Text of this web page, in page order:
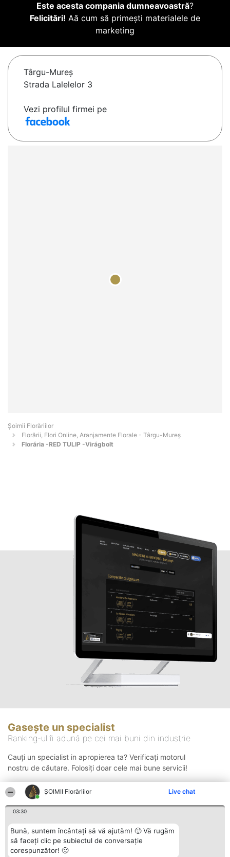
ȘOIMII Florăriilor Live chat
03:30
Bună, suntem încântați să vă ajutăm! 🙂 Vă rugăm
să faceți clic pe subiectul de conversație
corespunzător! 🙂
Este acesta compania dumneavoastră?
Felicitări! Aă cum să primești materialele de
marketing
Târgu-Mureş
Strada Lalelelor 3
Vezi profilul firmei pe
Șoimii Florăriilor
Florării, Flori Online, Aranjamente Florale - Târgu-Mureş
Florária -RED TULIP -Virágbolt
Gasește un specialist
Ranking-ul îi adună pe cei mai buni din industrie
Cauți un specialist in apropierea ta? Verificați motorul
nostru de căutare. Folosiți doar cele mai bune servicii!